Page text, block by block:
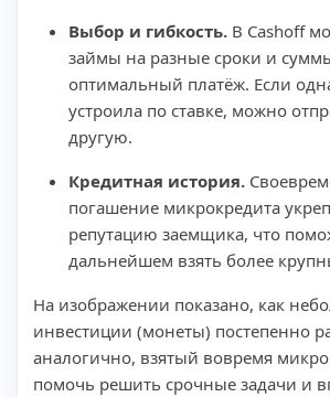
Выбор и гибкость. В Cashoff
займы на разные сроки и
оптимальный платёж. Если
устроила по ставке, можно
другую.
Кредитная история.
погашение микрокредита
репутацию заемщика, что
дальнейшем взять более
На изображении показано, как
инвестиции (монеты) постепенно
аналогично, взятый вовремя
помочь решить срочные задачи и